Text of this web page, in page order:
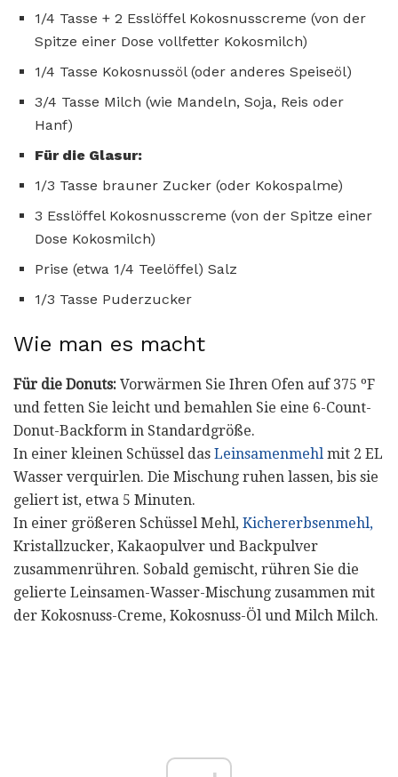
1/4 Tasse + 2 Esslöffel Kokosnusscreme (von der
Spitze einer Dose vollfetter Kokosmilch)
1/4 Tasse Kokosnussöl (oder anderes Speiseöl)
3/4 Tasse Milch (wie Mandeln, Soja, Reis oder
Hanf)
Für die Glasur:
1/3 Tasse brauner Zucker (oder Kokospalme)
3 Esslöffel Kokosnusscreme (von der Spitze einer
Dose Kokosmilch)
Prise (etwa 1/4 Teelöffel) Salz
1/3 Tasse Puderzucker
Wie man es macht
Für die Donuts: Vorwärmen Sie Ihren Ofen auf 375 ºF
und fetten Sie leicht und bemahlen Sie eine 6-Count-
Donut-Backform in Standardgröße.
In einer kleinen Schüssel das Leinsamenmehl mit 2 EL
Wasser verquirlen. Die Mischung ruhen lassen, bis sie
geliert ist, etwa 5 Minuten.
In einer größeren Schüssel Mehl, Kichererbsenmehl,
Kristallzucker, Kakaopulver und Backpulver
zusammenrühren. Sobald gemischt, rühren Sie die
gelierte Leinsamen-Wasser-Mischung zusammen mit
der Kokosnuss-Creme, Kokosnuss-Öl und Milch Milch.